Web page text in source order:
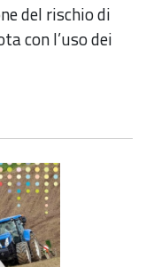
del rischio di
con l’uso dei